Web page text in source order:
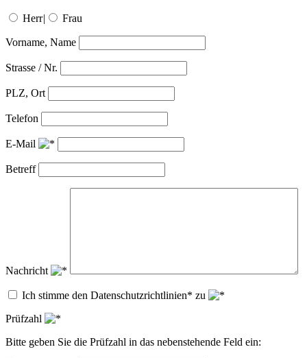
Herr| Frau
Vorname, Name
Strasse / Nr.
PLZ, Ort
Telefon
E-Mail
Betreff
Nachricht
Ich stimme den Datenschutzrichtlinien* zu
Prüfzahl
Bitte geben Sie die Prüfzahl in das nebenstehende Feld ein: